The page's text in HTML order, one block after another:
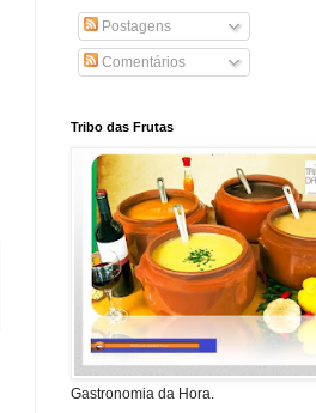
Postagens
Comentários
Tribo das Frutas
Gastronomia da Hora.